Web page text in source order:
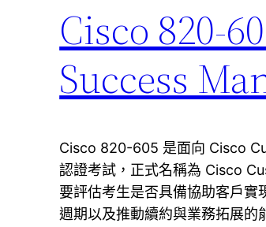
Cisco 820-
Success
Cisco 820-605 是面向 Cisco
認證考試，正式名稱為 Cisco
要評估考生是否具備協助客戶
週期以及推動續約與業務拓展